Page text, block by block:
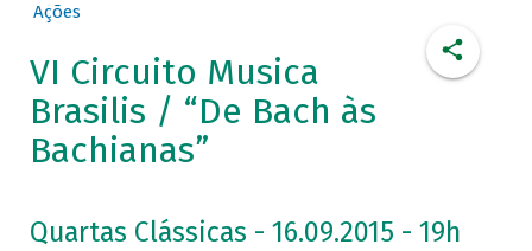
Ações
VI Circuito Musica
Brasilis / “De Bach às
Bachianas”
Quartas Clássicas - 16.09.2015 - 19h